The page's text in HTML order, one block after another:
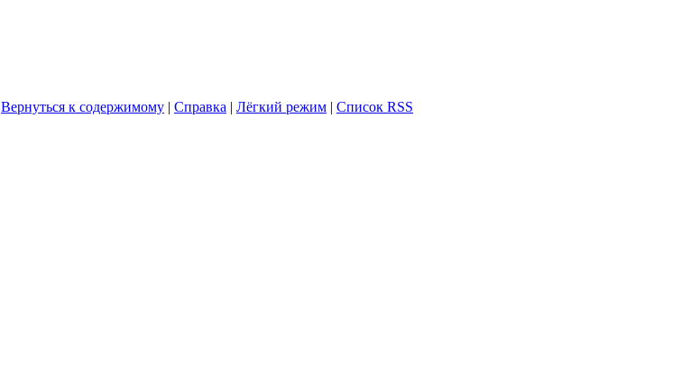
Вернуться к содержимому | Справка | Лёгкий режим | Список RSS